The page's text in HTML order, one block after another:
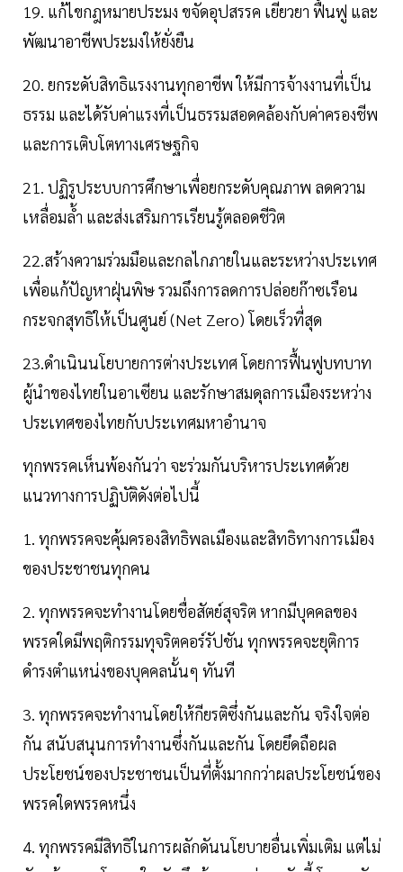
19. แก้ไขกฎหมายประมง ขจัดอุปสรรค เยียวยา ฟื้นฟู และ
พัฒนาอาชีพประมงให้ยั่งยืน
20. ยกระดับสิทธิแรงงานทุกอาชีพ ให้มีการจ้างงานที่เป็น
ธรรม และได้รับค่าแรงที่เป็นธรรมสอดคล้องกับค่าครองชีพ
และการเติบโตทางเศรษฐกิจ
21. ปฏิรูประบบการศึกษาเพื่อยกระดับคุณภาพ ลดความ
เหลื่อมล้ำ และส่งเสริมการเรียนรู้ตลอดชีวิต
22.สร้างความร่วมมือและกลไกภายในและระหว่างประเทศ
เพื่อแก้ปัญหาฝุ่นพิษ รวมถึงการลดการปล่อยก๊าซเรือน
กระจกสุทธิให้เป็นศูนย์ (Net Zero) โดยเร็วที่สุด
23.ดำเนินนโยบายการต่างประเทศ โดยการฟื้นฟูบทบาท
ผู้นำของไทยในอาเซียน และรักษาสมดุลการเมืองระหว่าง
ประเทศของไทยกับประเทศมหาอำนาจ
ทุกพรรคเห็นพ้องกันว่า จะร่วมกันบริหารประเทศด้วย
แนวทางการปฏิบัติดังต่อไปนี้
1. ทุกพรรคจะคุ้มครองสิทธิพลเมืองและสิทธิทางการเมือง
ของประชาชนทุกคน
2. ทุกพรรคจะทำงานโดยชื่อสัตย์สุจริต หากมีบุคคลของ
พรรคใดมีพฤติกรรมทุจริตคอร์รัปชัน ทุกพรรคจะยุติการ
ดำรงตำแหน่งของบุคคลนั้นๆ ทันที
3. ทุกพรรคจะทำงานโดยให้กียรติซึ่งกันและกัน จริงใจต่อ
กัน สนับสนุนการทำงานซึ่งกันและกัน โดยยึดถือผล
ประโยชน์ของประชาชนเป็นที่ตั้งมากกว่าผลประโยชน์ของ
พรรคใดพรรคหนึ่ง
4. ทุกพรรคมีสิทธิในการผลักดันนโยบายอื่นเพิ่มเติม แต่ไม่